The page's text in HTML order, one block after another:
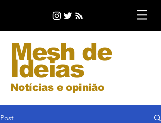
Mesh de
Ideias
Notícias e opinião
Post